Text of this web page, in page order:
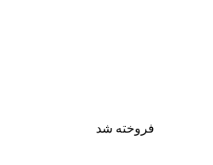
فروخته شد